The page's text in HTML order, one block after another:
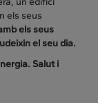
els seus
els seus
el seu dia.
Salut i